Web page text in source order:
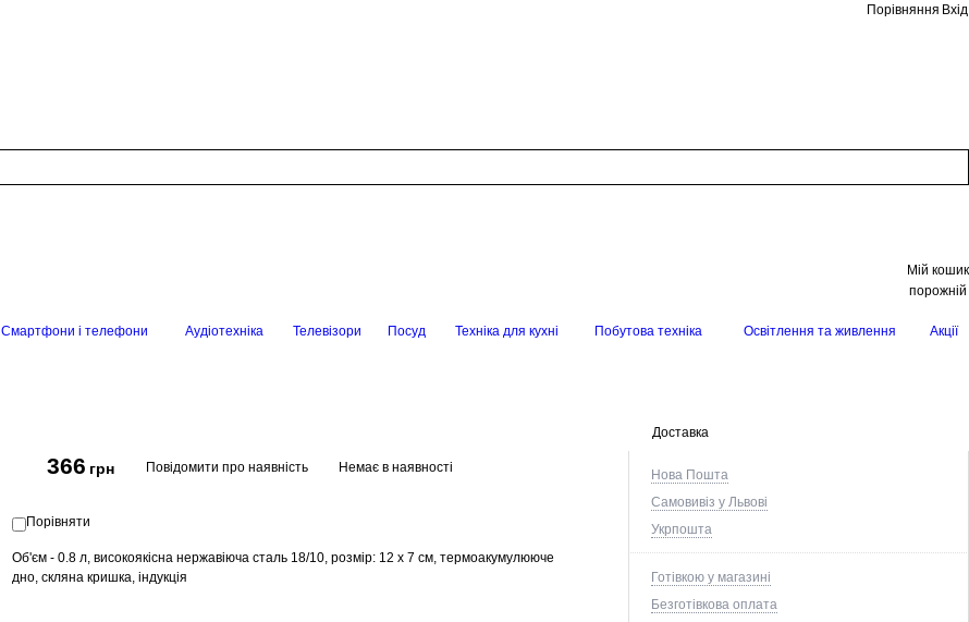
Порівняння Вхід
Мій кошик
порожній
Смартфони і телефони Аудіотехніка Телевізори Посуд Техніка для кухні Побутова техніка Освітлення та живлення Акції
Доставка
Нова Пошта
Самовивіз у Львові
Укрпошта
Готівкою у магазині
Безготівкова оплата
366 грн Повідомити про наявність Немає в наявності
Порівняти
Об'єм - 0.8 л, високоякісна нержавіюча сталь 18/10, розмір: 12 х 7 см, термоакумулююче
дно, скляна кришка, індукція